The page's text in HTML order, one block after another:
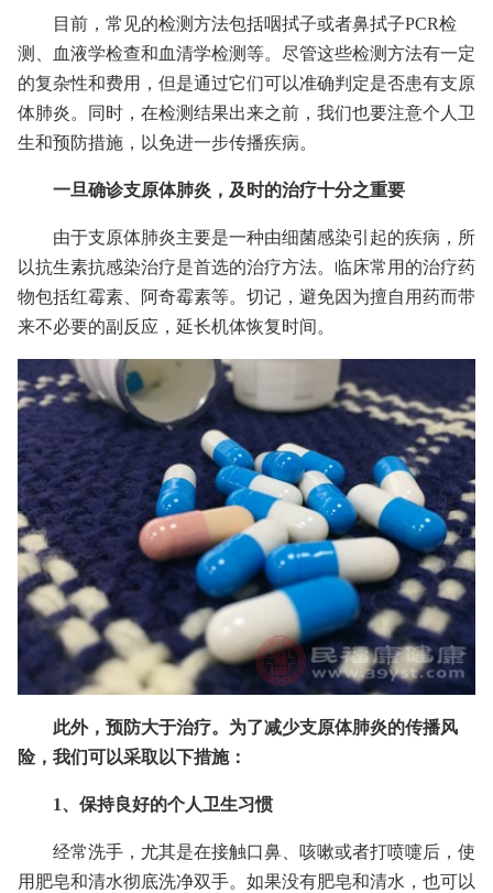
目前，常见的检测方法包括咽拭子或者鼻拭子PCR检
测、血液学检查和血清学检测等。尽管这些检测方法有一定
的复杂性和费用，但是通过它们可以准确判定是否患有支原
体肺炎。同时，在检测结果出来之前，我们也要注意个人卫
生和预防措施，以免进一步传播疾病。
一旦确诊支原体肺炎，及时的治疗十分之重要
由于支原体肺炎主要是一种由细菌感染引起的疾病，所
以抗生素抗感染治疗是首选的治疗方法。临床常用的治疗药
物包括红霉素、阿奇霉素等。切记，避免因为擅自用药而带
来不必要的副反应，延长机体恢复时间。
此外，预防大于治疗。为了减少支原体肺炎的传播风
险，我们可以采取以下措施：
1、保持良好的个人卫生习惯
经常洗手，尤其是在接触口鼻、咳嗽或者打喷嚏后，使
用肥皂和清水彻底洗净双手。如果没有肥皂和清水，也可以